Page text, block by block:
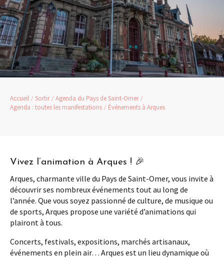
Accueil Sortir
Agenda du Pays de Saint-Omer
Agenda : toutes les manifestations
Événements à Arques
Vivez l’animation à Arques ! 🎉
Arques, charmante ville du Pays de Saint-Omer, vous invite à
découvrir ses nombreux événements tout au long de
l’année. Que vous soyez passionné de culture, de musique ou
de sports, Arques propose une variété d’animations qui
plairont à tous.
Concerts, festivals, expositions, marchés artisanaux,
événements en plein air… Arques est un lieu dynamique où